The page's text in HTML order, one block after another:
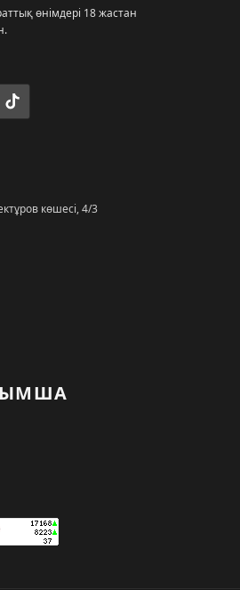
өнімдері 18 жастан
көшесі, 4/3